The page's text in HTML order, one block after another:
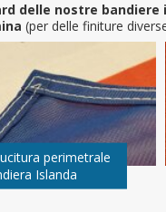
delle nostre bandiere
(per delle finiture
perimetrale
Islanda